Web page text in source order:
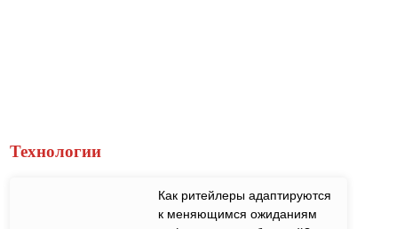
Технологии
Как ритейлеры адаптируются
к меняющимся ожиданиям